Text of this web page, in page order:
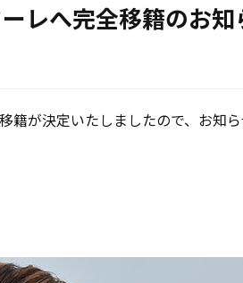
レへ完全移籍のお知
が決定いたしましたので、お知